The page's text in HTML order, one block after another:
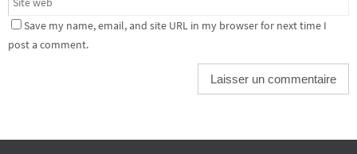
Save my name, email, and site URL in my browser for next time I
post a comment.